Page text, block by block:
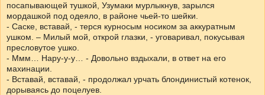
посапывающей тушкой, Узумаки мурлыкнув, зарылся
мордашкой под одеяло, в районе чьей-то шейки.
- Саске, вставай, - терся курносым носиком за аккуратным
ушком. – Милый мой, открой глазки, - уговаривал, покусывая
пресловутое ушко.
- Ммм… Нару-у-у… - Довольно вздыхали, в ответ на его
махинации.
- Вставай, вставай, - продолжал урчать блондинистый котенок,
дорываясь до поцелуев.